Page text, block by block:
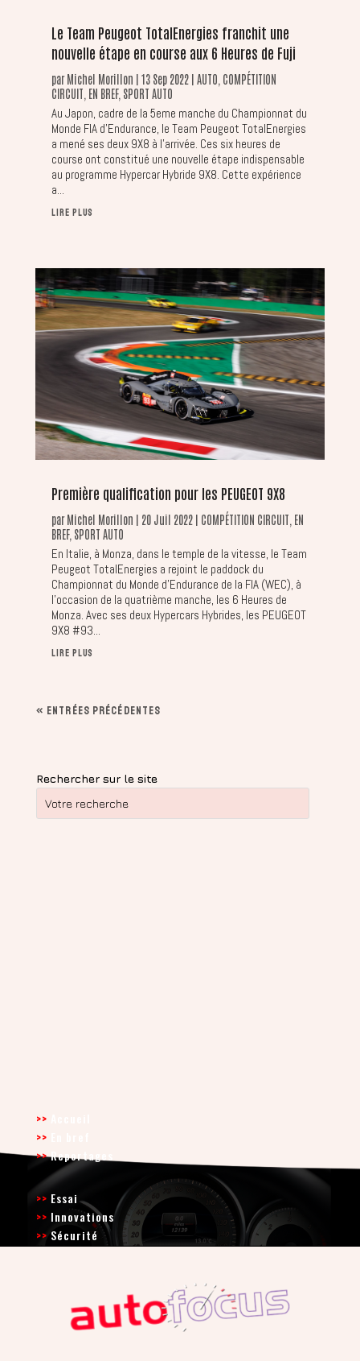
Le Team Peugeot TotalEnergies franchit une
nouvelle étape en course aux 6 Heures de Fuji
parMichel Morillon | 13 Sep 2022| AUTO COMPÉTITION
CIRCUIT EN BREF, SPORT AUTO
Au Japon, cadre de la 5eme manche du Championnat du
Monde FIA d’Endurance, le Team Peugeot TotalEnergies
a mené ses deux 9X8 à l’arrivée. Ces six heures de
course ont constitué une nouvelle étape indispensable
au programme Hypercar Hybride 9X8. Cette expérience
a...
LIRE PLUS
Première qualification pour les PEUGEOT 9X8
parMichel Morillon | 20 Juil 2022| COMPÉTITION CIRCUIT EN
BREF, SPORT AUTO
En Italie, à Monza, dans le temple de la vitesse, le Team
Peugeot TotalEnergies a rejoint le paddock du
Championnat du Monde d’Endurance de la FIA (WEC), à
l’occasion de la quatrième manche, les 6 Heures de
Monza. Avec ses deux Hypercars Hybrides, les PEUGEOT
9X8 #93...
LIRE PLUS
« ENTRÉES PRÉCÉDENTES
Rechercher sur le site
>>
>>
>>Reportages
>> Essai
>> Innovations
>> Sécurité